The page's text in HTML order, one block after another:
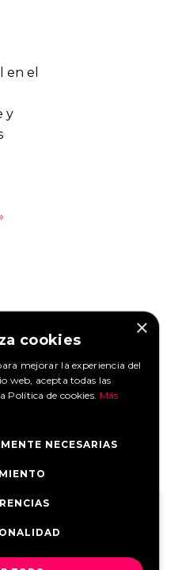
en el
y
×
cookies
mejorar la experiencia del
web, acepta todas las
Política de cookies. Más
NECESARIAS